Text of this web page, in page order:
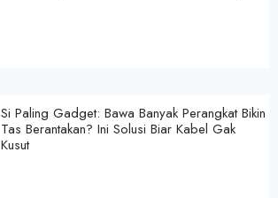
Si Paling Gadget: Bawa Banyak Perangkat Bikin
Tas Berantakan? Ini Solusi Biar Kabel Gak
Kusut